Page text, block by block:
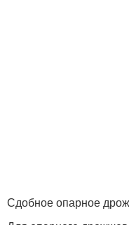
Сдобное опарное